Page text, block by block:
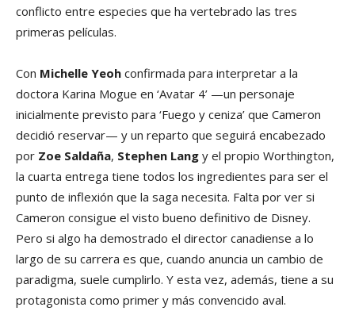
conflicto entre especies que ha vertebrado las tres
primeras películas.
Con Michelle Yeoh confirmada para interpretar a la
doctora Karina Mogue en ‘Avatar 4’ —un personaje
inicialmente previsto para ‘Fuego y ceniza’ que Cameron
decidió reservar— y un reparto que seguirá encabezado
por Zoe Saldaña, Stephen Lang y el propio Worthington,
la cuarta entrega tiene todos los ingredientes para ser el
punto de inflexión que la saga necesita. Falta por ver si
Cameron consigue el visto bueno definitivo de Disney.
Pero si algo ha demostrado el director canadiense a lo
largo de su carrera es que, cuando anuncia un cambio de
paradigma, suele cumplirlo. Y esta vez, además, tiene a su
protagonista como primer y más convencido aval.